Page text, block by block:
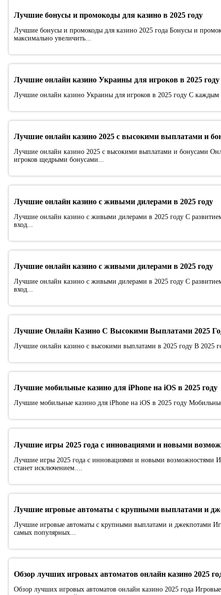
Лучшие бонусы и промокоды для казино в 2025 году
Лучшие бонусы и промокоды для казино 2025 года Бонусы и
максимально увеличить...
Лучшие онлайн казино Украины для игроков в 2025 году
Лучшие онлайн казино Украины для игроков в 2025 году С каждым
Лучшие онлайн казино 2025 с высокими выплатами и
Лучшие онлайн казино 2025 с высокими выплатами и бонусами
игроков щедрыми бонусами...
Лучшие онлайн казино с живыми дилерами в 2025 году
Лучшие онлайн казино с живыми дилерами в 2025 году С
вход...
Лучшие онлайн казино с живыми дилерами в 2025 году
Лучшие онлайн казино с живыми дилерами в 2025 году С
вход...
Лучшие Онлайн Казино С Высокими Выплатами 2025
Лучшие онлайн казино с высокими выплатами в 2025 году В 2025
Лучшие мобильные казино для iPhone на iOS в 2025 году
Лучшие мобильные казино для iPhone на iOS в 2025 году
Лучшие игры 2025 года с инновациями и новыми
Лучшие игры 2025 года с инновациями и новыми возможностями
станет исключением....
Лучшие игровые автоматы с крупными выплатами и
Лучшие игровые автоматы с крупными выплатами и джекпотами
самых популярных...
Обзор лучших игровых автоматов онлайн казино 2025
Обзор лучших игровых автоматов онлайн казино 2025 года